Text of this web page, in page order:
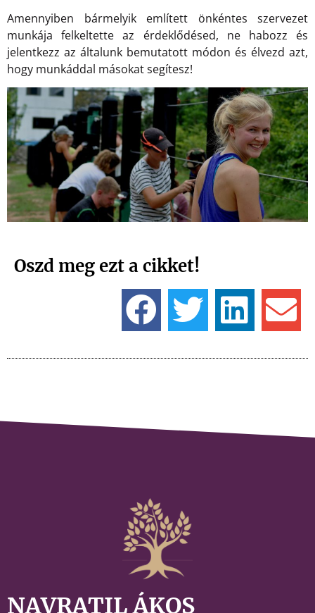
Amennyiben bármelyik említett önkéntes szervezet
munkája felkeltette az érdeklődésed, ne habozz és
jelentkezz az általunk bemutatott módon és élvezd azt,
hogy munkáddal másokat segítesz!
Oszd meg ezt a cikket!
NAVRATIL ÁKOS